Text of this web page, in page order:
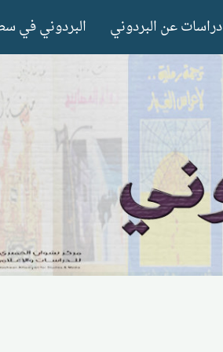
دراسات عن البردوني البردوني في